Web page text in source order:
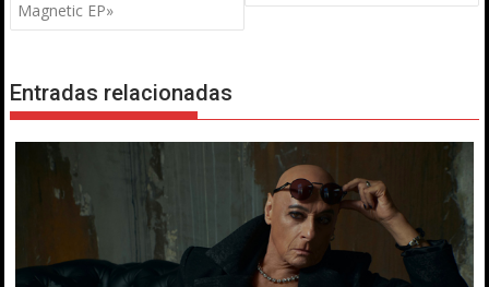
entradas
Magnetic EP»
Entradas relacionadas